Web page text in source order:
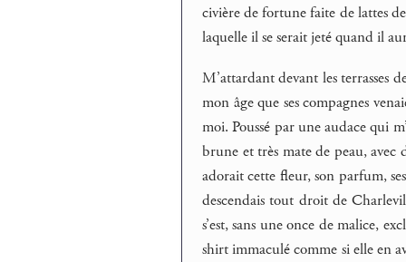
civière de fortune faite de lattes
laquelle il se serait jeté quand il
M’attardant devant les terrasses
mon âge que ses compagnes
moi. Poussé par une audace qui
brune et très mate de peau, avec
adorait cette fleur, son parfum,
descendais tout droit de
s’est, sans une once de malice,
shirt immaculé comme si elle en